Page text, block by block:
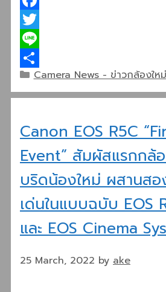
Facebook
Twitter
Line
ShareCategories
Camera News - ข่าวกล้องใหม่
Canon EOS R5C
Event” สัมผัสแรกกล้อ
บริดน้องใหม่ ผสานส
เด่นในแบบฉบับ EOS
และ EOS Cinema
25 March, 2022 by ake